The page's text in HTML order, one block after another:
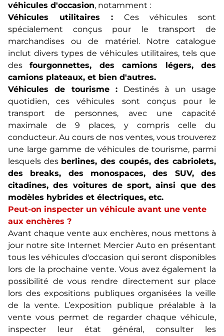
véhicules d'occasion, notamment :
Véhicules utilitaires : Ces véhicules sont
spécialement conçus pour le transport de
marchandises ou de matériel. Notre catalogue
inclut divers types de véhicules utilitaires, tels que
desfourgonnettes, des camions légers, des
camions plateaux, et bien d'autres.
Véhicules de tourisme : Destinés à un usage
quotidien, ces véhicules sont conçus pour le
transport de personnes, avec une capacité
maximale de 9 places, y compris celle du
conducteur. Au cours de nos ventes, vous trouverez
une large gamme de véhicules de tourisme, parmi
lesquels des berlines, des coupés, des cabriolets,
des breaks, des monospaces, des SUV, des
citadines, des voitures de sport, ainsi que des
modèles hybrides et électriques, etc.
Peut-on inspecter un véhicule avant une vente
aux enchères ?
Avant chaque vente aux enchères, nous mettons à
jour notre site Internet Mercier Auto en présentant
tous les véhicules d'occasion qui seront disponibles
lors de la prochaine vente. Vous avez également la
possibilité de vous rendre directement sur place
lors des expositions publiques organisées la veille
de la vente. L’exposition publique préalable à la
vente vous permet de regarder chaque véhicule,
inspecter leur état général, consulter les